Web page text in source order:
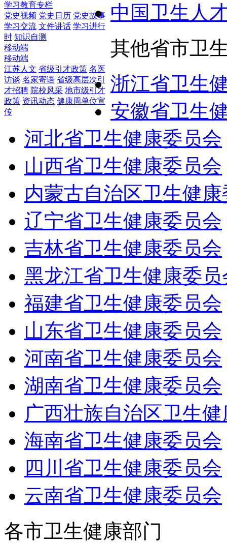
学习教育专栏
党史视频 党史日历 党史故事
学习交流 文件讲话 学习进行
时 知识自测
移动端
移动端
江苏人文 省级引才政策 名医
访谈 名家寄语 省级高层次引
才招聘 院校风采 地市级引才
政策 资讯动态 健康周单位宣
传
中国卫生人
其他省市卫
浙江省卫生
安徽省卫生
河北省卫生健康委员会
山西省卫生健康委员会
内蒙古自治区卫生健
辽宁省卫生健康委员会
吉林省卫生健康委员会
黑龙江省卫生健康委员
福建省卫生健康委员会
山东省卫生健康委员会
河南省卫生健康委员会
湖南省卫生健康委员会
广西壮族自治区卫生
海南省卫生健康委员会
四川省卫生健康委员会
云南省卫生健康委员会
各市卫生健康部门